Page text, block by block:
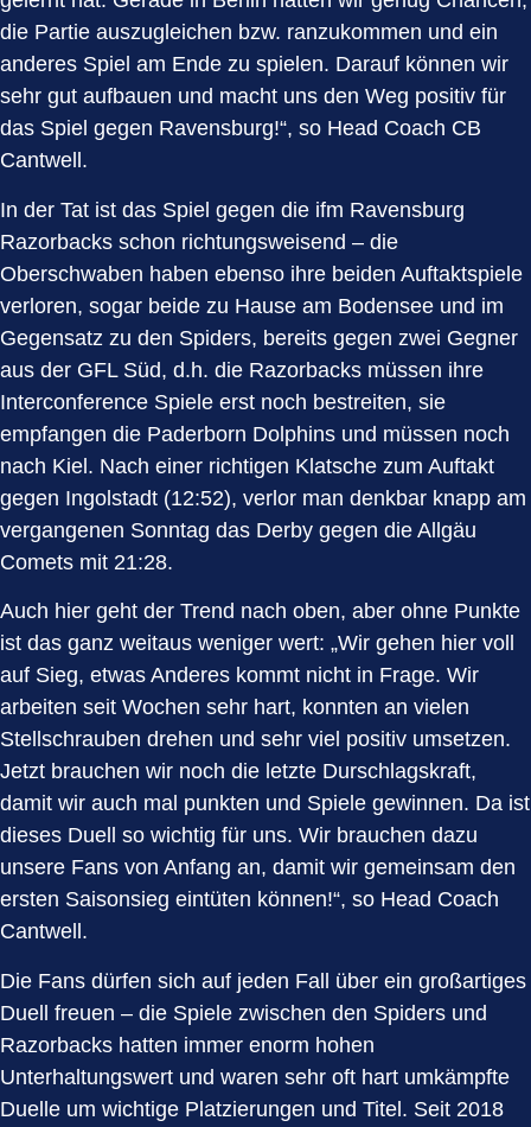
die Partie auszugleichen bzw. ranzukommen und ein
anderes Spiel am Ende zu spielen. Darauf können wir
sehr gut aufbauen und macht uns den Weg positiv für
das Spiel gegen Ravensburg!“, so Head Coach CB
Cantwell.
In der Tat ist das Spiel gegen die ifm Ravensburg
Razorbacks schon richtungsweisend – die
Oberschwaben haben ebenso ihre beiden Auftaktspiele
verloren, sogar beide zu Hause am Bodensee und im
Gegensatz zu den Spiders, bereits gegen zwei Gegner
aus der GFL Süd, d.h. die Razorbacks müssen ihre
Interconference Spiele erst noch bestreiten, sie
empfangen die Paderborn Dolphins und müssen noch
nach Kiel. Nach einer richtigen Klatsche zum Auftakt
gegen Ingolstadt (12:52), verlor man denkbar knapp am
vergangenen Sonntag das Derby gegen die Allgäu
Comets mit 21:28.
Auch hier geht der Trend nach oben, aber ohne Punkte
ist das ganz weitaus weniger wert: „Wir gehen hier voll
auf Sieg, etwas Anderes kommt nicht in Frage. Wir
arbeiten seit Wochen sehr hart, konnten an vielen
Stellschrauben drehen und sehr viel positiv umsetzen.
Jetzt brauchen wir noch die letzte Durschlagskraft,
damit wir auch mal punkten und Spiele gewinnen. Da ist
dieses Duell so wichtig für uns. Wir brauchen dazu
unsere Fans von Anfang an, damit wir gemeinsam den
ersten Saisonsieg eintüten können!“, so Head Coach
Cantwell.
Die Fans dürfen sich auf jeden Fall über ein großartiges
Duell freuen – die Spiele zwischen den Spiders und
Razorbacks hatten immer enorm hohen
Unterhaltungswert und waren sehr oft hart umkämpfte
Duelle um wichtige Platzierungen und Titel. Seit 2018